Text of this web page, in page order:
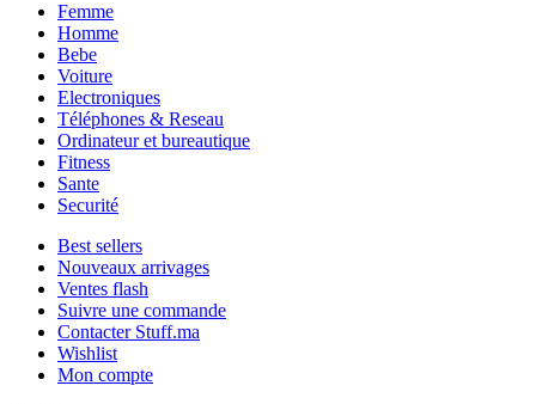
Femme
Homme
Bebe
Voiture
Electroniques
Téléphones & Reseau
Ordinateur et bureautique
Fitness
Sante
Securité
Best sellers
Nouveaux arrivages
Ventes flash
Suivre une commande
Contacter Stuff.ma
Wishlist
Mon compte